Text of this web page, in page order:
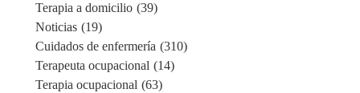
Terapia a domicilio (39)
Noticias (19)
Cuidados de enfermería (310)
Terapeuta ocupacional (14)
Terapia ocupacional (63)